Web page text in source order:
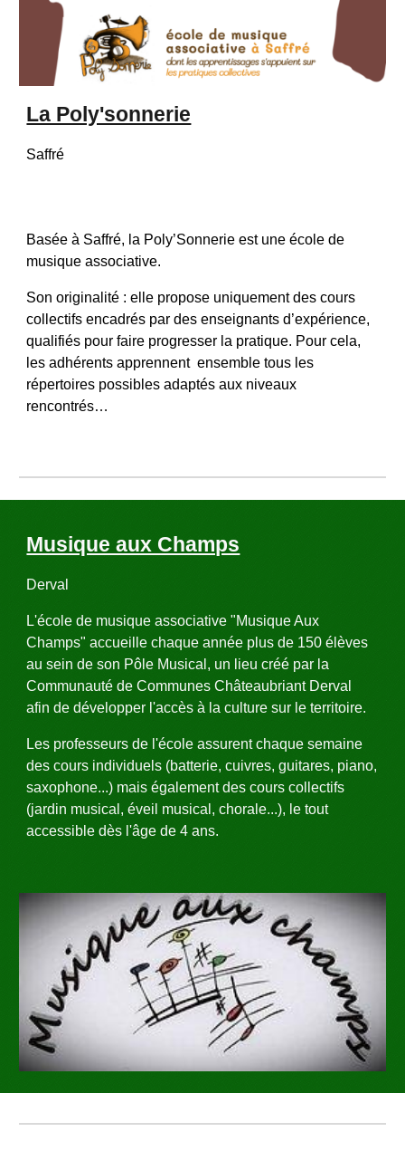
La Poly'sonnerie
Saffré
Basée à Saffré, la Poly’Sonnerie est une école de
musique associative.
Son originalité : elle propose uniquement des cours
collectifs encadrés par des enseignants d’expérience,
qualifiés pour faire progresser la pratique. Pour cela,
les adhérents apprennent  ensemble tous les
répertoires possibles adaptés aux niveaux
rencontrés…
Musique aux Champs
Derval
L'école de musique associative "Musique Aux
Champs" accueille chaque année plus de 150 élèves
au sein de son Pôle Musical, un lieu créé par la
Communauté de Communes Châteaubriant Derval
afin de développer l'accès à la culture sur le territoire.
Les professeurs de l'école assurent chaque semaine
des cours individuels (batterie, cuivres, guitares, piano,
saxophone...) mais également des cours collectifs
(jardin musical, éveil musical, chorale...), le tout
accessible dès l'âge de 4 ans.